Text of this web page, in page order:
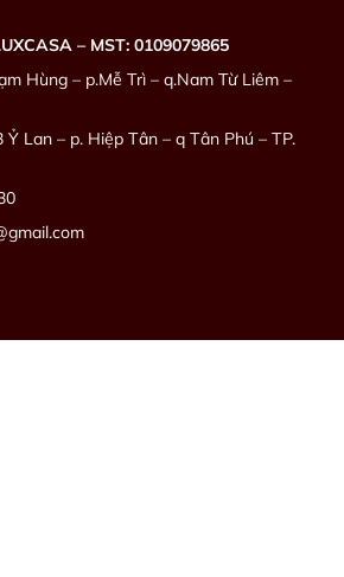
– MST: 0109079865
Hùng – p.Mễ Trì – q.Nam Từ Liêm –
Ỷ Lan – p. Hiệp Tân – q Tân Phú – TP.